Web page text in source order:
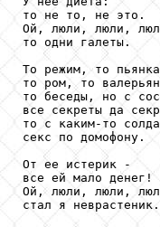
то не то, не это.
Ой, люли, люли,
то одни галеты.
То режим, то
то ром, то
то беседы, но с
все секреты да
то с каким-то
секс по домофону.
От ее истерик -
все ей мало денег!
Ой, люли, люли,
стал я неврастеник.